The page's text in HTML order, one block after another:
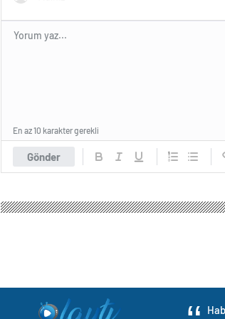
Gönder
En az 10 karakter gerekli
28 Şubat
28 Şubat Darbesi
‘Yetkililer Bize